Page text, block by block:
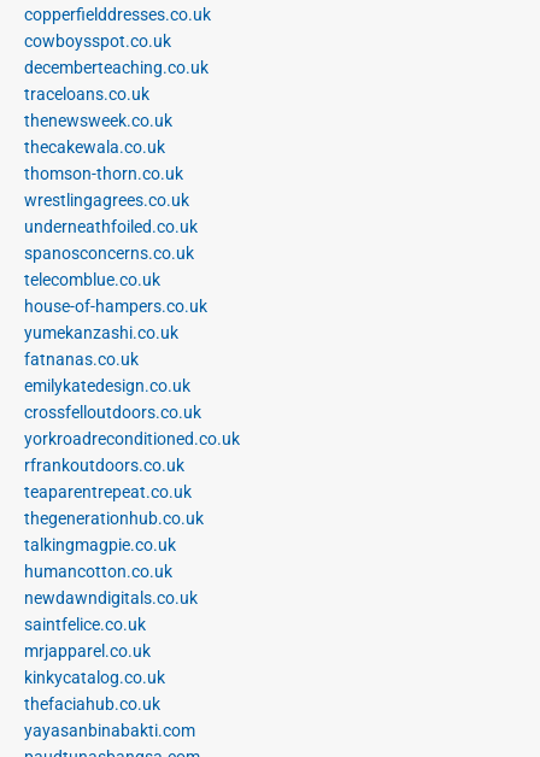
copperfielddresses.co.uk
cowboysspot.co.uk
decemberteaching.co.uk
traceloans.co.uk
thenewsweek.co.uk
thecakewala.co.uk
thomson-thorn.co.uk
wrestlingagrees.co.uk
underneathfoiled.co.uk
spanosconcerns.co.uk
telecomblue.co.uk
house-of-hampers.co.uk
yumekanzashi.co.uk
fatnanas.co.uk
emilykatedesign.co.uk
crossfelloutdoors.co.uk
yorkroadreconditioned.co.uk
rfrankoutdoors.co.uk
teaparentrepeat.co.uk
thegenerationhub.co.uk
talkingmagpie.co.uk
humancotton.co.uk
newdawndigitals.co.uk
saintfelice.co.uk
mrjapparel.co.uk
kinkycatalog.co.uk
thefaciahub.co.uk
yayasanbinabakti.com